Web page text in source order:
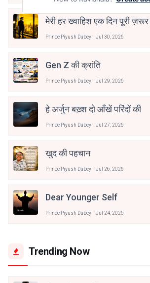
मेरी हर ख्वाहिश एक दिन पूरी ज़रूर
Prince Piyush Dubey Jul 30, 2026
Gen Z की क्रांति
Prince Piyush Dubey Jul 29, 2026
हे अर्जुन बख़्श दो आँखें परिंदों की
Prince Piyush Dubey Jul 27, 2026
खुद की पहचान
Prince Piyush Dubey Jul 26, 2026
Dear Younger Self
Prince Piyush Dubey Jul 24, 2026
Trending Now